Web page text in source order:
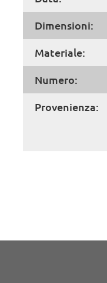
Dimensioni:
Materiale:
Numero:
Provenienza: